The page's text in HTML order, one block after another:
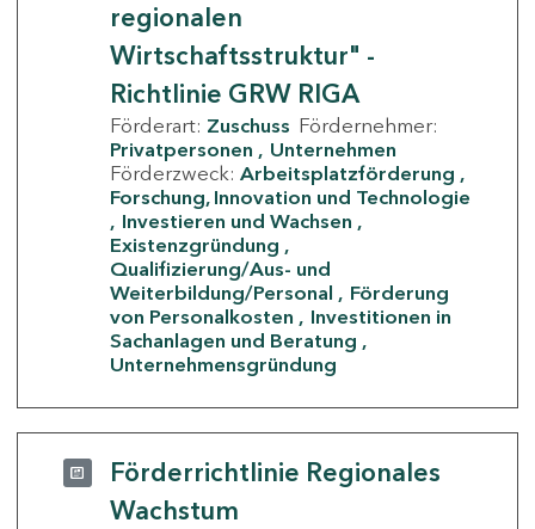
regionalen
Wirtschaftsstruktur" -
Richtlinie GRW RIGA
Förderart: Zuschuss Fördernehmer:
Privatpersonen
Unternehmen
Förderzweck: Arbeitsplatzförderung
Forschung, Innovation und Technologie
Investieren und Wachsen
Existenzgründung
Qualifizierung/Aus- und
Weiterbildung/Personal
Förderung
von Personalkosten
Investitionen in
Sachanlagen und Beratung
Unternehmensgründung
Förderrichtlinie Regionales
Wachstum